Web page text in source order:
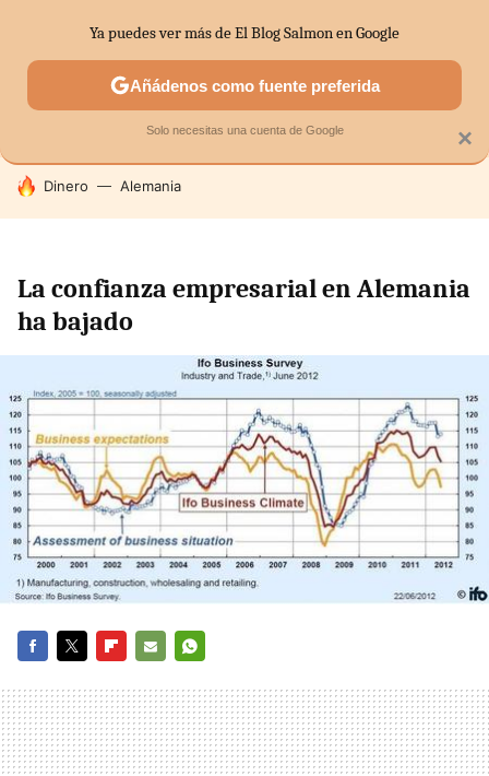
SECTORES ECONOMÍA DOMÉSTICA MERCADOS
HOY SE HABLA DE
Dinero Alemania
La confianza empresarial en Alemania
ha bajado
MAIL
×
Ya puedes ver más de El Blog Salmon en Google
Añádenos como fuente preferida
Solo necesitas una cuenta de Google